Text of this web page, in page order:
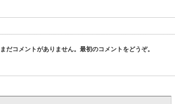
だコメントがありません。最初のコメントをどうぞ。